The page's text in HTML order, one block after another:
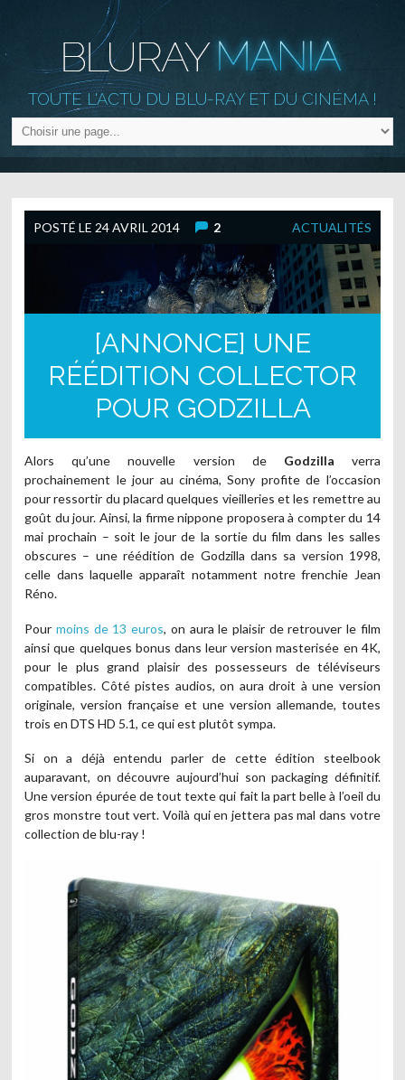
TOUTE L'ACTU DU BLU-RAY ET DU CINÉMA !
ACTUALITÉS
POSTÉ LE 24 AVRIL 2014 2
[ANNONCE] UNE
RÉÉDITION COLLECTOR
POUR GODZILLA
Alors qu’une nouvelle version de Godzilla verra
prochainement le jour au cinéma, Sony profite de l’occasion
pour ressortir du placard quelques vieilleries et les remettre au
goût du jour. Ainsi, la firme nippone proposera à compter du 14
mai prochain – soit le jour de la sortie du film dans les salles
obscures – une réédition de Godzilla dans sa version 1998,
celle dans laquelle apparaît notamment notre frenchie Jean
Réno.
Pour moins de 13 euros, on aura le plaisir de retrouver le film
ainsi que quelques bonus dans leur version masterisée en 4K,
pour le plus grand plaisir des possesseurs de téléviseurs
compatibles. Côté pistes audios, on aura droit à une version
originale, version française et une version allemande, toutes
trois en DTS HD 5.1, ce qui est plutôt sympa.
Si on a déjà entendu parler de cette édition steelbook
auparavant, on découvre aujourd’hui son packaging définitif.
Une version épurée de tout texte qui fait la part belle à l’oeil du
gros monstre tout vert. Voilà qui en jettera pas mal dans votre
collection de blu-ray !